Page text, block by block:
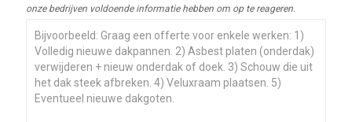
onze bedrijven voldoende informatie hebben om op te reageren.